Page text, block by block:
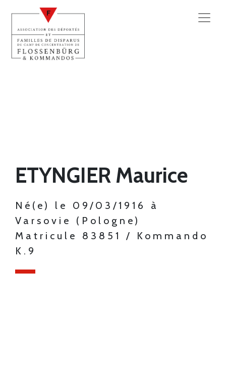
ETYNGIER Maurice
Né(e) le 09/03/1916 à
Varsovie (Pologne)
Matricule 83851 / Kommando
K.9